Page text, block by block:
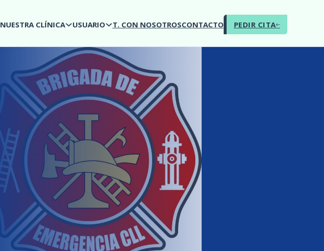
NUESTRA CLÍNICA USUARIO T. CON NOSOTROSCONTACTO PEDIR CITA